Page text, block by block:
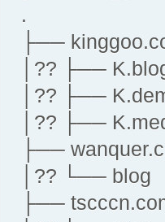
.
├──
│?? ├──
│?? ├──
│?? ├──
├──
│?? └── blog
├──